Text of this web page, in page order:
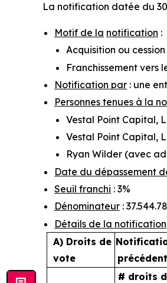
La notification datée du
Motif de la notification :
Acquisition ou
Franchissement vers
Notification par : une
Personnes tenues à la
Vestal Point Capital,
Vestal Point Capital,
Ryan Wilder (avec
Date du dépassement
Seuil franchi : 3%
Dénominateur :
Détails de la notification
A) Droits de
vote
# droits